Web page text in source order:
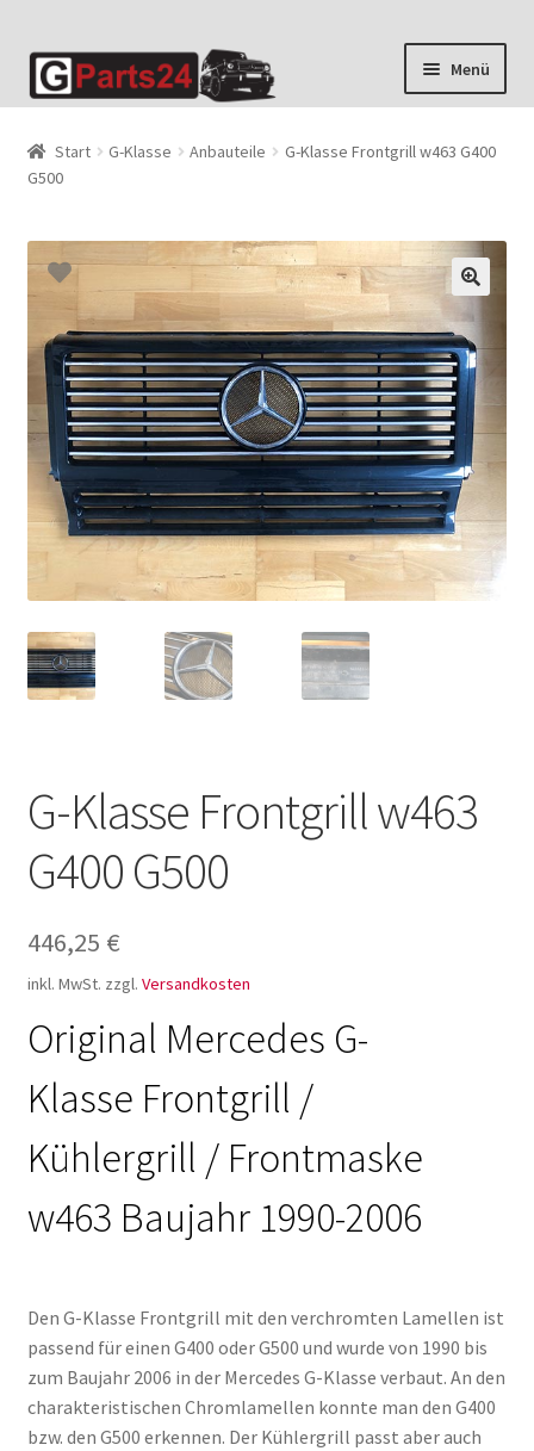
Zur
Navigation
Zum
Inhalt
Menü
Start G-Klasse Anbauteile
G-Klasse Frontgrill w463 G400
G500
G-Klasse Frontgrill w463
G400 G500
446,25 €
inkl. MwSt. zzgl. Versandkosten
Original Mercedes G-
Klasse Frontgrill /
Kühlergrill / Frontmaske
w463 Baujahr 1990-2006
Den G-Klasse Frontgrill mit den verchromten Lamellen ist
passend für einen G400 oder G500 und wurde von 1990 bis
zum Baujahr 2006 in der Mercedes G-Klasse verbaut. An den
charakteristischen Chromlamellen konnte man den G400
bzw. den G500 erkennen. Der Kühlergrill passt aber auch